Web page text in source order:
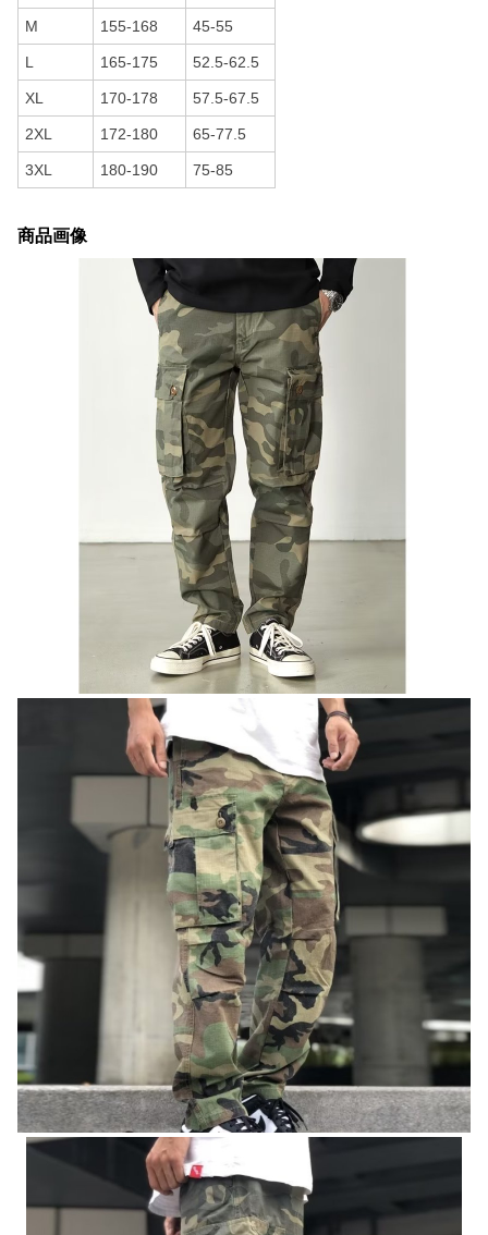
M 155-168 45-55
L 165-175 52.5-62.5
XL 170-178 57.5-67.5
2XL 172-180 65-77.5
3XL 180-190 75-85
商品画像